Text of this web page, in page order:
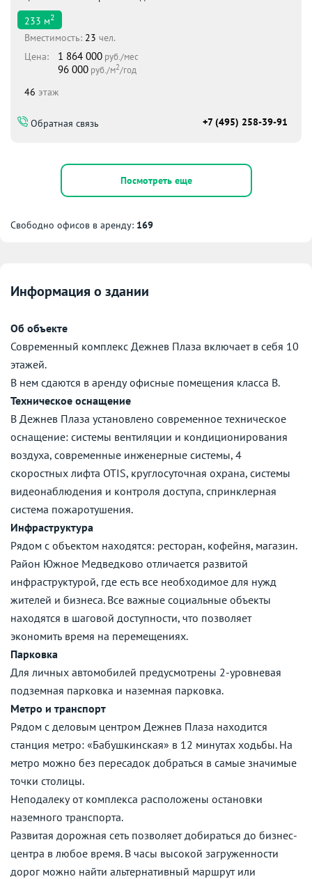
233 м2
Вместимоcть: 23 чел.
Цена:
1 864 000 руб./мес
96 000 руб./м2/год
46 этаж
Обратная связь +7 (495) 258-39-91
Посмотреть еще
Свободно офисов в аренду: 169
Информация о здании
Об объекте
Современный комплекс Дежнев Плаза включает в себя 10
этажей.
В нем сдаются в аренду офисные помещения класса B.
Техническое оснащение
В Дежнев Плаза установлено современное техническое
оснащение: системы вентиляции и кондиционирования
воздуха, современные инженерные системы, 4
скоростных лифта OTIS, круглосуточная охрана, системы
видеонаблюдения и контроля доступа, спринклерная
система пожаротушения.
Инфраструктура
Рядом с объектом находятся: ресторан, кофейня, магазин.
Район Южное Медведково отличается развитой
инфраструктурой, где есть все необходимое для нужд
жителей и бизнеса. Все важные социальные объекты
находятся в шаговой доступности, что позволяет
экономить время на перемещениях.
Парковка
Для личных автомобилей предусмотрены 2-уровневая
подземная парковка и наземная парковка.
Метро и транспорт
Рядом с деловым центром Дежнев Плаза находится
станция метро: «Бабушкинская» в 12 минутах ходьбы. На
метро можно без пересадок добраться в самые значимые
точки столицы.
Неподалеку от комплекса расположены остановки
наземного транспорта.
Развитая дорожная сеть позволяет добираться до бизнес-
центра в любое время. В часы высокой загруженности
дорог можно найти альтернативный маршрут или